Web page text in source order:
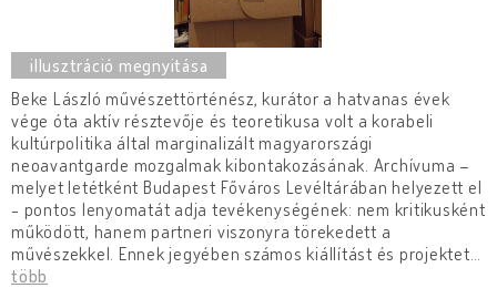
Beke László művészettörténész, kurátor a hatvanas évek
vége óta aktív résztevője és teoretikusa volt a korabeli
kultúrpolitika által marginalizált magyarországi
neoavantgarde mozgalmak kibontakozásának. Archívuma –
melyet letétként Budapest Főváros Levéltárában helyezett el
- pontos lenyomatát adja tevékenységének: nem kritikusként
működött, hanem partneri viszonyra törekedett a
művészekkel. Ennek jegyében számos kiállítást és projektet
több